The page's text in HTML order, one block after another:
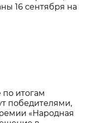
и услуги,
свидетельствует